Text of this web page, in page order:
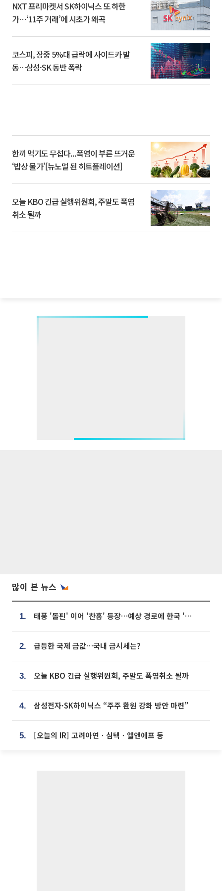
NXT 프리마켓서 SK하이닉스 또 하한
가⋯‘11주 거래’에 시초가 왜곡
코스피, 장중 5%대 급락에 사이드카 발
동…삼성·SK 동반 폭락
한끼 먹기도 무섭다...폭염이 부른 뜨거운
‘밥상 물가’[뉴노멀 된 히트플레이션]
오늘 KBO 긴급 실행위원회, 주말도 폭염
취소 될까
많이 본 뉴스
1. 태풍 '돌핀' 이어 '찬홈' 등장…예상 경로에 한국 '한숨'
2. 급등한 국제 금값…국내 금시세는?
3. 오늘 KBO 긴급 실행위원회, 주말도 폭염취소 될까
4. 삼성전자·SK하이닉스 “주주 환원 강화 방안 마련”
5. [오늘의 IR] 고려아연ㆍ심텍ㆍ엘앤에프 등